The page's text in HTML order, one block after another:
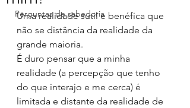
Perguntas de sabedoria
Uma realidade sutil e benéfica que
não se distância da realidade da
grande maioria.
É duro pensar que a minha
realidade (a percepção que tenho
do que interajo e me cerca) é
limitada e distante da realidade de